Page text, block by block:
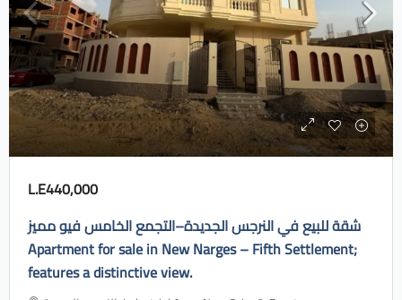
L.E440,000
شقة للبيع في النرجس الجديدة–التجمع الخامس فيو مميز
Apartment for sale in New Narges – Fifth Settlement;
features a distinctive view.